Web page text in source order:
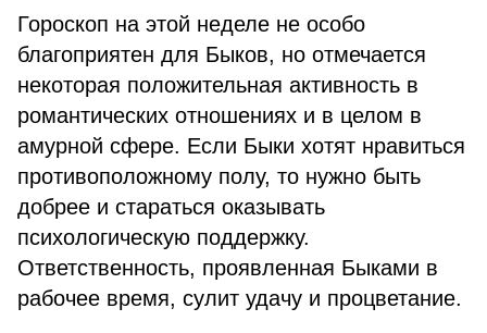
Гороскоп на этой неделе не особо
благоприятен для Быков, но отмечается
некоторая положительная активность в
романтических отношениях и в целом в
амурной сфере. Если Быки хотят нравиться
противоположному полу, то нужно быть
добрее и стараться оказывать
психологическую поддержку.
Ответственность, проявленная Быками в
рабочее время, сулит удачу и процветание.